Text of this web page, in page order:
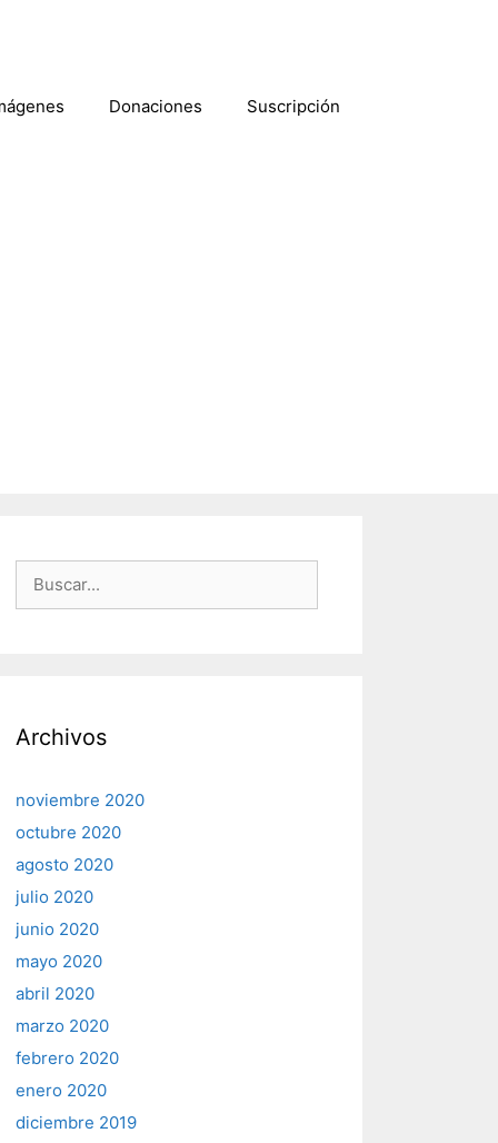
Donaciones Suscripción
Archivos
noviembre 2020
octubre 2020
agosto 2020
julio 2020
junio 2020
mayo 2020
abril 2020
marzo 2020
febrero 2020
enero 2020
diciembre 2019